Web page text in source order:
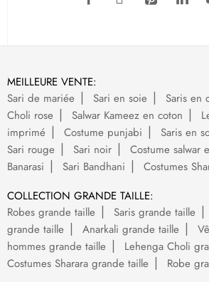
MEILLEURE VENTE:
Sari de mariée
Sari en soie Saris en
Choli rose
Salwar Kameez en coton
imprimé
Costume punjabi
Saris en
Sari rouge
Sari noir Costume salwar
Banarasi
Sari Bandhani
Costumes
COLLECTION GRANDE TAILLE:
Robes grande taille
Saris grande taille
grande taille
Anarkali grande taille
hommes grande taille
Lehenga Choli
Costumes Sharara grande taille
Robe